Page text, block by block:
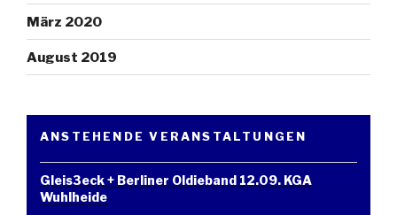
März 2020
August 2019
ANSTEHENDE VERANSTALTUNGEN
Gleis3eck + Berliner Oldieband 12.09. KGA
Wuhlheide